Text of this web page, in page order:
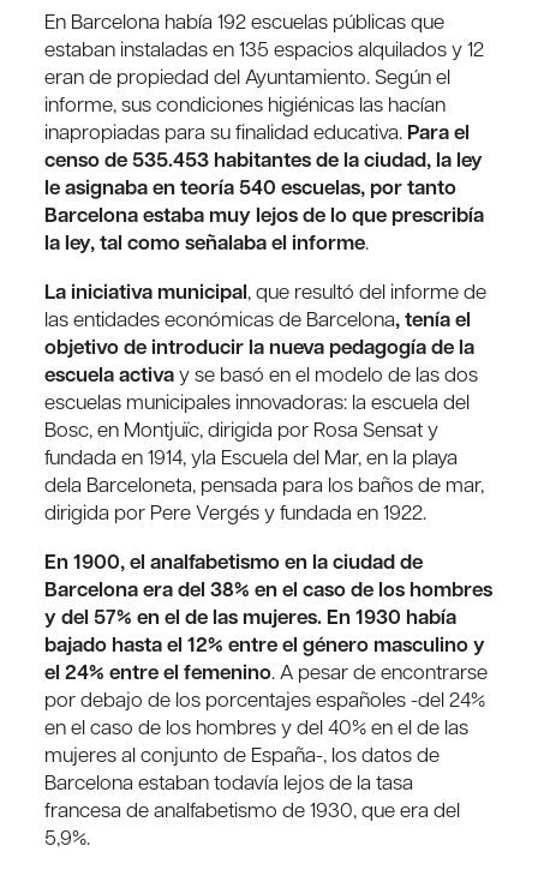
En Barcelona había 192 escuelas públicas que
estaban instaladas en 135 espacios alquilados y 12
eran de propiedad del Ayuntamiento. Según el
informe, sus condiciones higiénicas las hacían
inapropiadas para su finalidad educativa. Para el
censo de 535.453 habitantes de la ciudad, la ley
le asignaba en teoría 540 escuelas, por tanto
Barcelona estaba muy lejos de lo que prescribía
la ley, tal como señalaba el informe.
La iniciativa municipal, que resultó del informe de
las entidades económicas de Barcelona, tenía el
objetivo de introducir la nueva pedagogía de la
escuela activay se basó en el modelo de las dos
escuelas municipales innovadoras: la escuela del
Bosc, en Montjuïc, dirigida por Rosa Sensat y
fundada en 1914, yla Escuela del Mar, en la playa
dela Barceloneta, pensada para los baños de mar,
dirigida por Pere Vergés y fundada en 1922.
En 1900, el analfabetismo en la ciudad de
Barcelona era del 38% en el caso de los hombres
y del 57% en el de las mujeres. En 1930 había
bajado hasta el 12% entre el género masculino y
el 24% entre el femenino. A pesar de encontrarse
por debajo de los porcentajes españoles -del 24%
en el caso de los hombres y del 40% en el de las
mujeres al conjunto de España-, los datos de
Barcelona estaban todavía lejos de la tasa
francesa de analfabetismo de 1930, que era del
5,9%.